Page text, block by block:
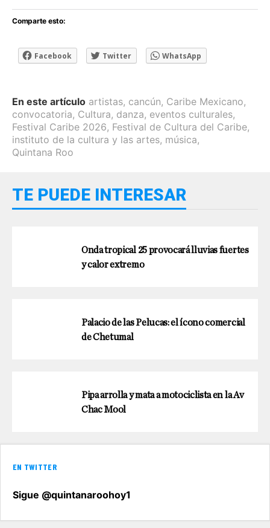
Comparte esto:
Facebook Twitter WhatsApp
En este artículo artistas, cancún, Caribe Mexicano,
convocatoria, Cultura, danza, eventos culturales,
Festival Caribe 2026, Festival de Cultura del Caribe,
instituto de la cultura y las artes, música,
Quintana Roo
TE PUEDE INTERESAR
Onda tropical 25 provocará lluvias fuertes
y calor extremo
Palacio de las Pelucas: el ícono comercial
de Chetumal
Pipa arrolla y mata a motociclista en la Av
Chac Mool
EN TWITTER
Sigue @quintanaroohoy1